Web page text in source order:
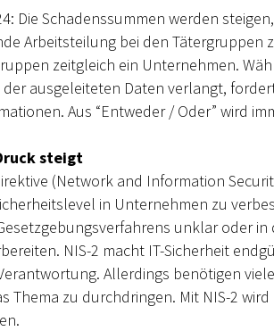
Die Schadenssummen werden
Arbeitsteilung bei den Tätergruppen
zeitgleich ein Unternehmen.
ausgeleiteten Daten verlangt,
Aus “Entweder / Oder” wird
steigt
(Network and Information
in Unternehmen zu
unklar oder
NIS-2 macht IT-Sicherheit
Allerdings benötigen
Thema zu durchdringen. Mit NIS-2